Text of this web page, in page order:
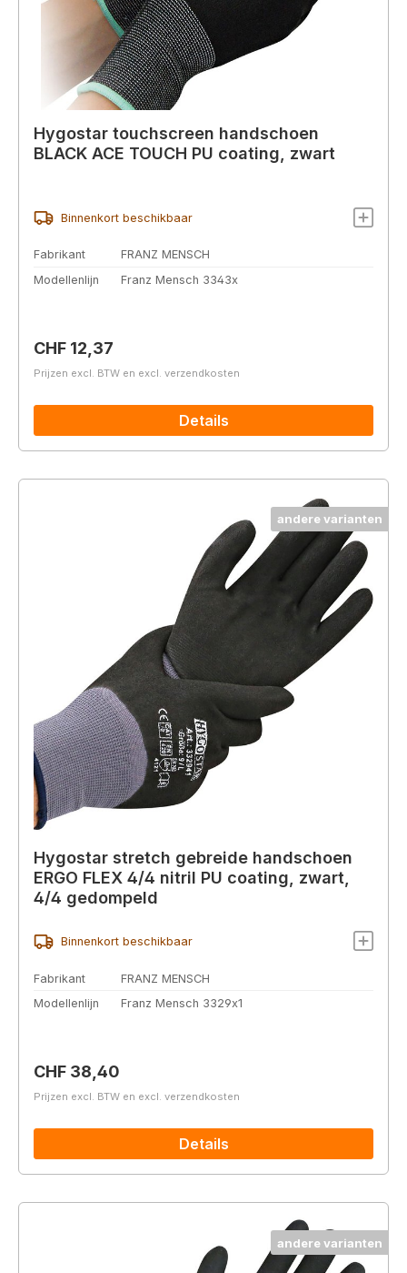
Hygostar touchscreen handschoen
BLACK ACE TOUCH PU coating, zwart
Binnenkort beschikbaar
Fabrikant
FRANZ MENSCH
Modellenlijn
Franz Mensch 3343x
Normale prijs:
CHF 12,37
Prijzen excl. BTW en excl. verzendkosten
Details
andere varianten
Hygostar stretch gebreide handschoen
ERGO FLEX 4/4 nitril PU coating, zwart,
4/4 gedompeld
Binnenkort beschikbaar
Fabrikant
FRANZ MENSCH
Modellenlijn
Franz Mensch 3329x1
Normale prijs:
CHF 38,40
Prijzen excl. BTW en excl. verzendkosten
Details
andere varianten